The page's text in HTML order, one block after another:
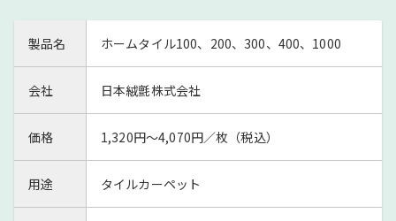
製品名 ホームタイル100、200、300、400、1000
会社 日本絨氈株式会社
価格 1,320円～4,070円／枚（税込）
用途 タイルカーペット